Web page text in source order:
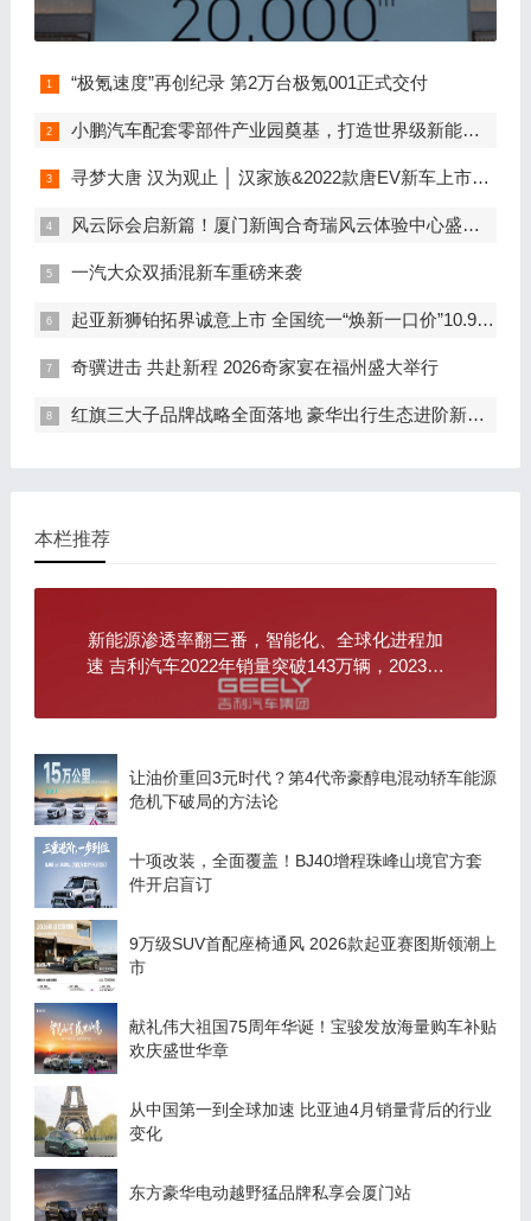
“极氪速度”再创纪录 第2万台极氪001正式交付
小鹏汽车配套零部件产业园奠基，打造世界级新能源智能汽车集群
寻梦大唐 汉为观止 │ 汉家族&2022款唐EV新车上市发布会，敬请期待！
风云际会启新篇！厦门新闽合奇瑞风云体验中心盛大开业
一汽大众双插混新车重磅来袭
起亚新狮铂拓界诚意上市 全国统一“焕新一口价”10.99万元起
奇骥进击 共赴新程 2026奇家宴在福州盛大举行
红旗三大子品牌战略全面落地 豪华出行生态进阶新篇章
本栏推荐
新能源渗透率翻三番，智能化、全球化进程加
速 吉利汽车2022年销量突破143万辆，2023年
冲击165万目标
让油价重回3元时代？第4代帝豪醇电混动轿车能源
危机下破局的方法论
十项改装，全面覆盖！BJ40增程珠峰山境官方套
件开启盲订
9万级SUV首配座椅通风 2026款起亚赛图斯领潮上
市
献礼伟大祖国75周年华诞！宝骏发放海量购车补贴
欢庆盛世华章
从中国第一到全球加速 比亚迪4月销量背后的行业
变化
东方豪华电动越野猛品牌私享会厦门站